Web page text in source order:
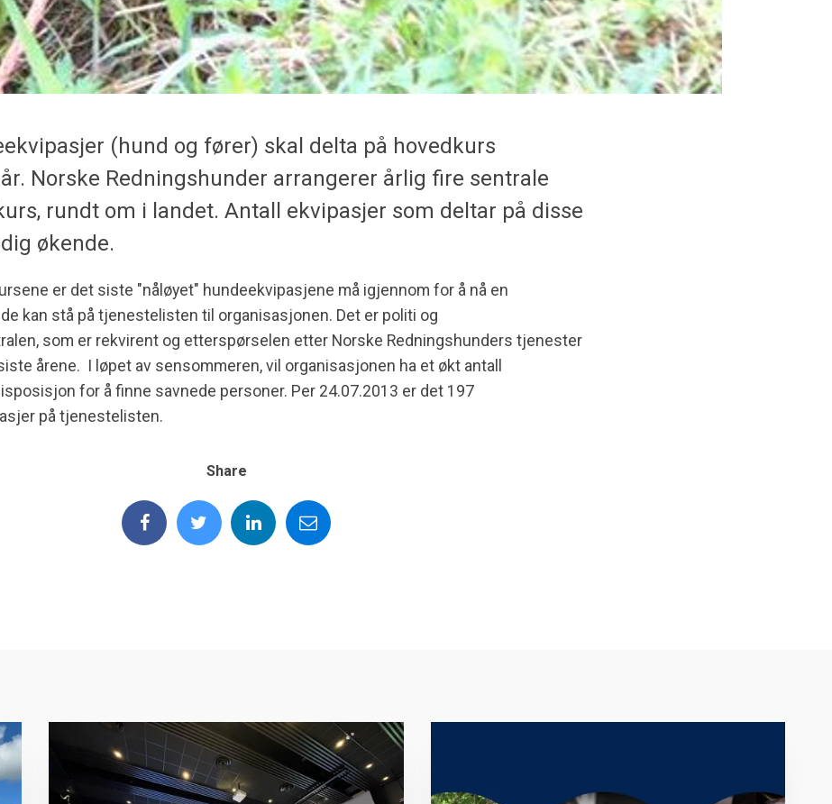
(hund og fører) skal delta på hovedkurs
Norske Redningshunder arrangerer årlig fire sentrale
rundt om i landet. Antall ekvipasjer som deltar på disse
økende.
er det siste "nåløyet" hundeekvipasjene må igjennom for å nå en
kan stå på tjenestelisten til organisasjonen. Det er politi og
som er rekvirent og etterspørselen etter Norske Redningshunders tjenester
årene. I løpet av sensommeren, vil organisasjonen ha et økt antall
for å finne savnede personer. Per 24.07.2013 er det 197
på tjenestelisten.
Share